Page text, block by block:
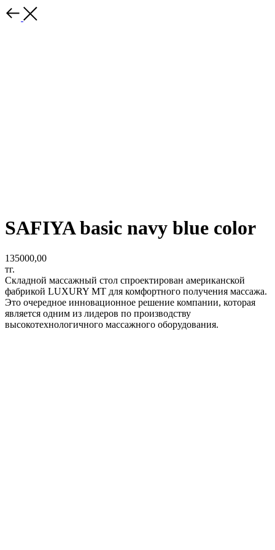
SAFIYA basic navy blue color
135000,00
тг.
Складной массажный стол спроектирован американской
фабрикой LUXURY МТ для комфортного получения массажа.
Это очередное инновационное решение компании, которая
является одним из лидеров по производству
высокотехнологичного массажного оборудования.